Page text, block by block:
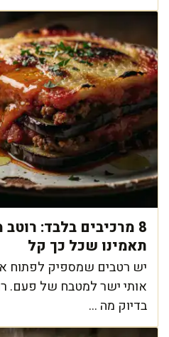
8 מרכיבים בלבד:
תאמינו שכל כך קל
יש רטבים שמספיק לפתוח
אותי ישר למטבח של פעם.
בדיוק מה ...